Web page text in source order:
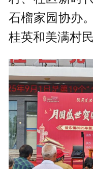
石榴家园协办
桂英和美满村